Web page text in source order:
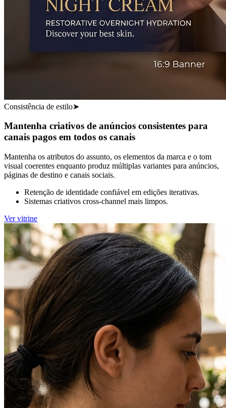
Consistência de estilo➤
Mantenha criativos de anúncios consistentes para
canais pagos em todos os canais
Mantenha os atributos do assunto, os elementos da marca e o tom
visual coerentes enquanto produz múltiplas variantes para anúncios,
páginas de destino e canais sociais.
Retenção de identidade confiável em edições iterativas.
Sistemas criativos cross-channel mais limpos.
Ver vitrine